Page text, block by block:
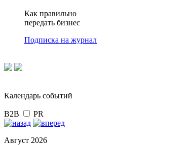
Как правильно
передать бизнес
Подписка на журнал
Календарь событий
B2B PR
Август 2026